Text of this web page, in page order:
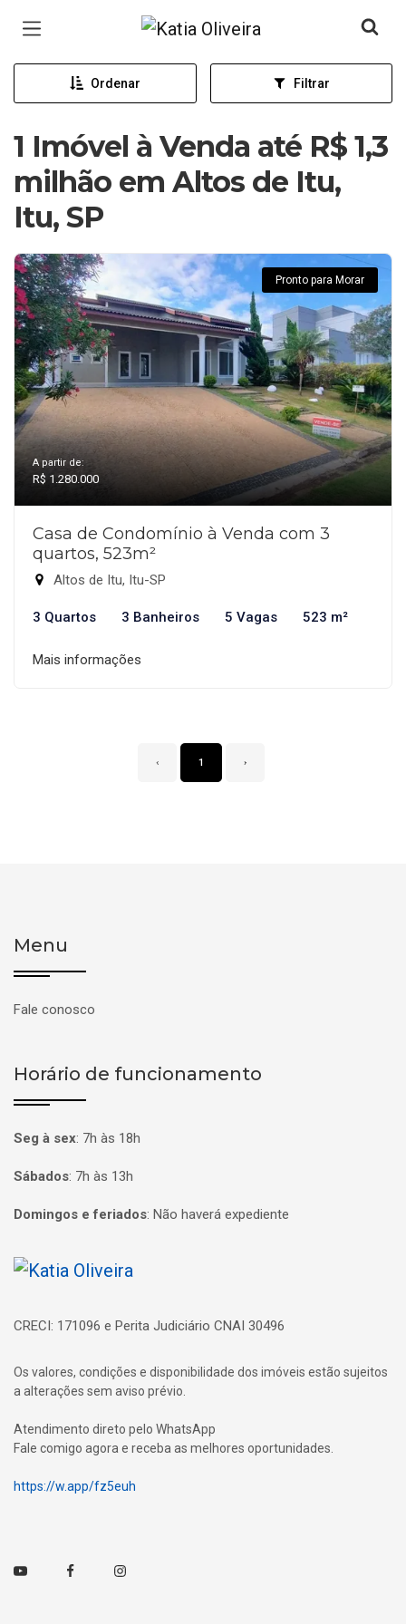
Página inicial
Ordenar Filtrar
1 Imóvel à Venda até R$ 1,3
milhão em Altos de Itu,
Itu, SP
Pronto para Morar
A partir de:
R$ 1.280.000
Casa de Condomínio à Venda com 3
quartos, 523m²
Altos de Itu, Itu-SP
3 Quartos 3 Banheiros 5 Vagas 523 m²
Mais informações
‹ 1 ›
Menu
Fale conosco
Horário de funcionamento
Seg à sex: 7h às 18h
Sábados: 7h às 13h
Domingos e feriados: Não haverá expediente
Página inicial
CRECI: 171096 e Perita Judiciário CNAI 30496
Os valores, condições e disponibilidade dos imóveis estão sujeitos
a alterações sem aviso prévio.
Atendimento direto pelo WhatsApp
Fale comigo agora e receba as melhores oportunidades.
https://w.app/fz5euh
Youtube FacebookInstagram